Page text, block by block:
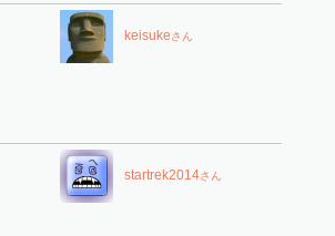
keisukeさん
startrek2014さん